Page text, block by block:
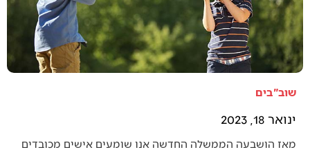
שוב"בים
ינואר 18, 2023
מאז הושבעה הממשלה החדשה אנו שומעים אישים מכובדים